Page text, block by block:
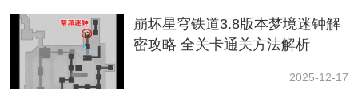
崩坏星穹铁道3.8版本梦境迷钟解
密攻略 全关卡通关方法解析
2025-12-17